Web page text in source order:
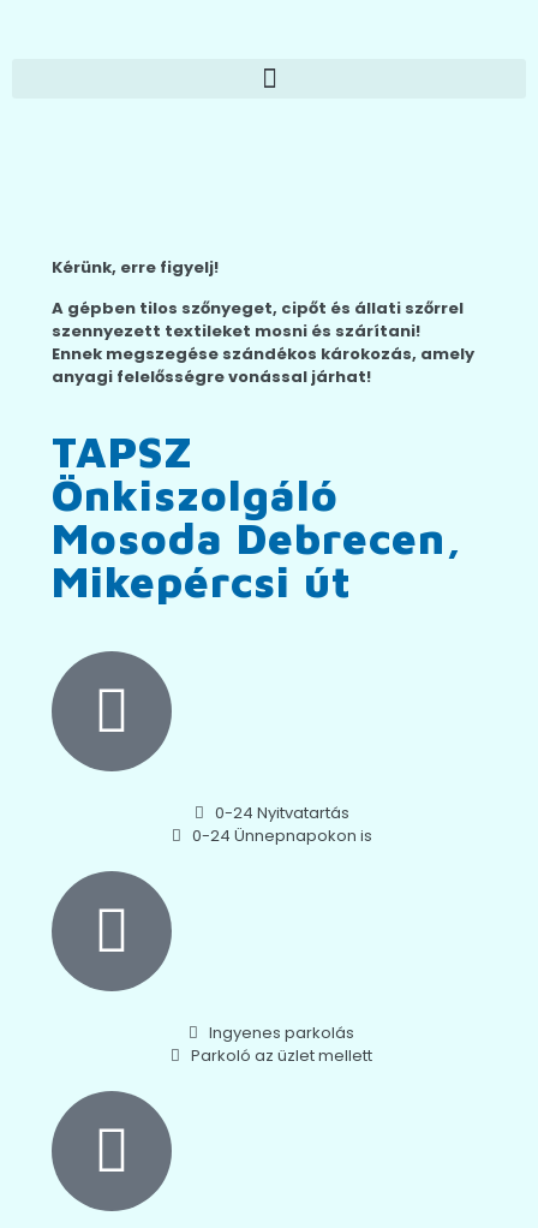
Kérünk, erre figyelj!
A gépben tilos szőnyeget, cipőt és állati szőrrel
szennyezett textileket mosni és szárítani!
Ennek megszegése szándékos károkozás, amely
anyagi felelősségre vonással járhat!
TAPSZ
Önkiszolgáló
Mosoda Debrecen,
Mikepércsi út
0-24 Nyitvatartás
0-24 Ünnepnapokon is
Ingyenes parkolás
Parkoló az üzlet mellett